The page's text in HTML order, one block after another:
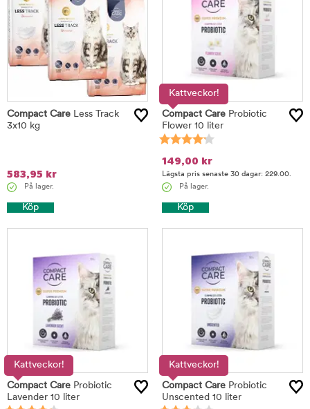
Compact Care Less Track
3x10 kg
583,95 kr
På lager.
Köp
Kattveckor!
Compact Care Probiotic
Flower 10 liter
149,00 kr
Lägsta pris senaste 30 dagar: 229.00.
På lager.
Köp
Kattveckor!
Compact Care Probiotic
Lavender 10 liter
Kattveckor!
Compact Care Probiotic
Unscented 10 liter